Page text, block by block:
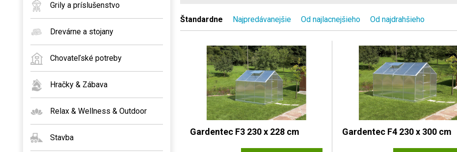
Grily a príslušenstvo
Drevárne a stojany
Chovateľské potreby
Hračky & Zábava
Relax & Wellness & Outdoor
Stavba
Štandardne Najpredávanejšie Od najlacnejšieho Od najdrahšieho
Gardentec F3 230 x 228 cm Gardentec F4 230 x 300 cm